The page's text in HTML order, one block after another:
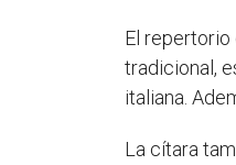
El
tradicional,
italiana.
La cítara